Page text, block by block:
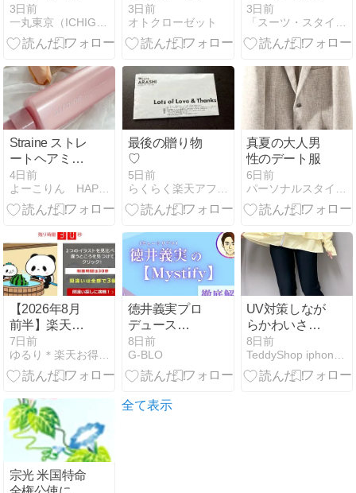
まる大阪梅田
の阪神百貨店
5Fで始まるポ
ョップ用の商
品を厳選しま
したの巻
3日前
一丸東京（ICHIGUNTOKYO)のblog
ン)のクーポ
ン・ポイン
ト・セール最
3日前
オトクローゼット
「LOOP（ル
ープ）」も今
シーズンはコ
力！ウールコ
ートの魅力
3日前
「スーツ・スタイリスト」のblog
Straine ストレ
ートヘアミス
ト
4日前
よーこりん HAPPY DIARY
最後の贈り物
♡
5日前
らくらく楽天アフィリエイト - 楽天ブログ
真夏の大人男
性のデート服
6日前
パーソナルスタイリストＧＡＲ’Ｓ
【2026年8月
前半】楽天お
買い物マラソ
ン 間違い探し
の答えはど
7日前
ゆるり＊楽天お得情報ブログ
徳井義実プロ
デュース
「Mystify」と
は？【特徴や
購入先】
8日前
G-BLO
UV対策しなが
らかわいさも
忘れない☆ラ
ッシュガード
コーデ
8日前
TeddyShop iphoneケース、水着販売店
宗光 米国特命
全て表示